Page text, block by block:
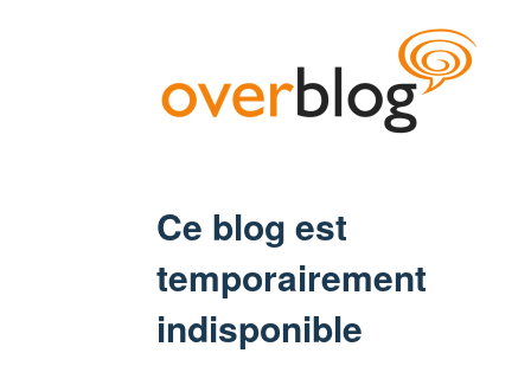
Ce blog est
temporairement
indisponible